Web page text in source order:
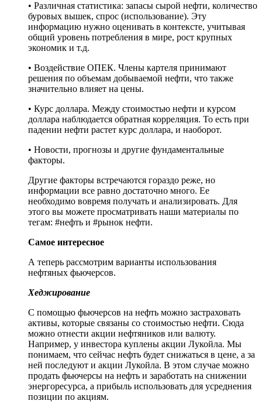
• Различная статистика: запасы сырой нефти, количество
буровых вышек, спрос (использование). Эту
информацию нужно оценивать в контексте, учитывая
общий уровень потребления в мире, рост крупных
экономик и т.д.
• Воздействие ОПЕК. Члены картеля принимают
решения по объемам добываемой нефти, что также
значительно влияет на цены.
• Курс доллара. Между стоимостью нефти и курсом
доллара наблюдается обратная корреляция. То есть при
падении нефти растет курс доллара, и наоборот.
• Новости, прогнозы и другие фундаментальные
факторы.
Другие факторы встречаются гораздо реже, но
информации все равно достаточно много. Ее
необходимо вовремя получать и анализировать. Для
этого вы можете просматривать наши материалы по
тегам: #нефть и #рынок нефти.
Самое интересное
А теперь рассмотрим варианты использования
нефтяных фьючерсов.
Хеджирование
С помощью фьючерсов на нефть можно застраховать
активы, которые связаны со стоимостью нефти. Сюда
можно отнести акции нефтяников или валюту.
Например, у инвестора куплены акции Лукойла. Мы
понимаем, что сейчас нефть будет снижаться в цене, а за
ней последуют и акции Лукойла. В этом случае можно
продать фьючерсы на нефть и заработать на снижении
энергоресурса, а прибыль использовать для усреднения
позиции по акциям.